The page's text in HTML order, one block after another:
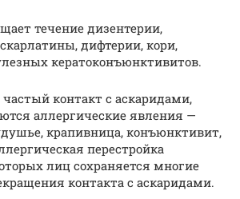
течение дизентерии,
дифтерии, кори,
кератоконъюнктивитов.
контакт с аскаридами,
аллергические явления —
крапивница, конъюнктивит,
перестройка
лиц сохраняется многие
контакта с аскаридами.